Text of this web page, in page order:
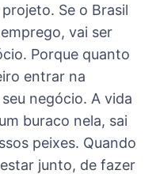
Se o Brasil
vai ser
Porque quanto
entrar na
negócio. A vida
buraco nela, sai
peixes. Quando
junto, de fazer